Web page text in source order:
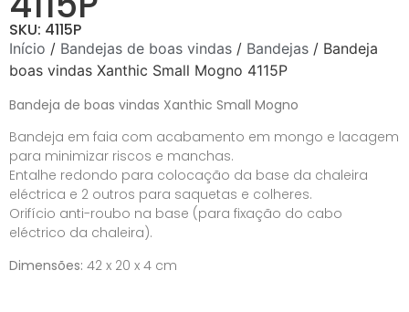
SKU: 4115P
Início / Bandejas de boas vindas / Bandejas / Bandeja
boas vindas Xanthic Small Mogno 4115P
Bandeja de boas vindas Xanthic Small Mogno
Bandeja em faia com acabamento em mongo e lacagem
para minimizar riscos e manchas.
Entalhe redondo para colocação da base da chaleira
eléctrica e 2 outros para saquetas e colheres.
Orifício anti-roubo na base (para fixação do cabo
eléctrico da chaleira).
Dimensões: 42 x 20 x 4 cm